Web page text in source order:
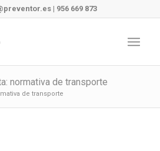
| 956 669 873
normativa de transporte
de transporte